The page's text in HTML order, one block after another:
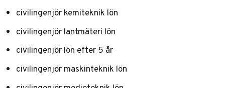
civilingenjör kemiteknik lön
civilingenjör lantmäteri lön
civilingenjör lön efter 5 år
civilingenjör maskinteknik lön